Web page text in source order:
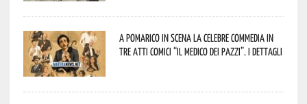
A Pomarico in scena la celebre commedia in
tre atti comici “Il medico dei pazzi”. I dettagli